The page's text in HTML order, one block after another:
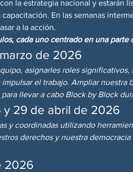
la estrategia nacional y estarán
En las semanas
a la acción.
cada uno centrado en una parte
de 2026
asignarles roles
el trabajo. Ampliar nuestra
llevar a cabo Block by Block
y 29 de abril de 2026
y coordinadas utilizando
derechos y nuestra
2026